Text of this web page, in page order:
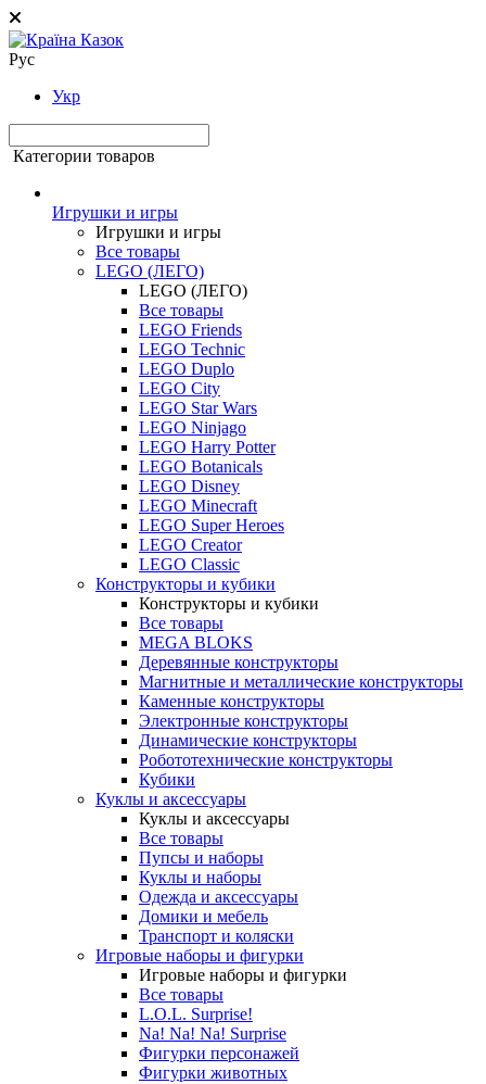
Рус
Укр
Категории товаров
Игрушки и игры
Игрушки и игры
Все товары
LEGO (ЛЕГО)
LEGO (ЛЕГО)
Все товары
LEGO Friends
LEGO Technic
LEGO Duplo
LEGO City
LEGO Star Wars
LEGO Ninjago
LEGO Harry Potter
LEGO Botanicals
LEGO Disney
LEGO Minecraft
LEGO Super Heroes
LEGO Creator
LEGO Classic
Конструкторы и кубики
Конструкторы и кубики
Все товары
MEGA BLOKS
Деревянные конструкторы
Магнитные и металлические конструкторы
Каменные конструкторы
Электронные конструкторы
Динамические конструкторы
Робототехнические конструкторы
Кубики
Куклы и аксессуары
Куклы и аксессуары
Все товары
Пупсы и наборы
Куклы и наборы
Одежда и аксессуары
Домики и мебель
Транспорт и коляски
Игровые наборы и фигурки
Игровые наборы и фигурки
Все товары
L.O.L. Surprise!
Na! Na! Na! Surprise
Фигурки персонажей
Фигурки животных